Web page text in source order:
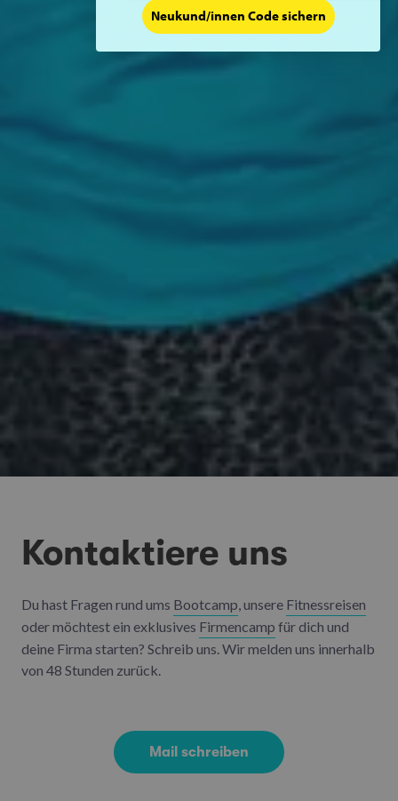
Kontaktiere uns
Du hast Fragen rund ums Bootcamp, unsere Fitnessreisen
oder möchtest ein exklusives Firmencamp für dich und
deine Firma starten? Schreib uns. Wir melden uns innerhalb
von 48 Stunden zurück.
Mail schreiben
Neukund/innen Code sichern